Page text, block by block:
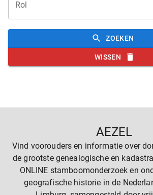
Rol
ZOEKEN
WISSEN
AEZEL
Vind voorouders en informatie over
de grootste genealogische en
ONLINE stamboomonderzoek en
geografische historie in de